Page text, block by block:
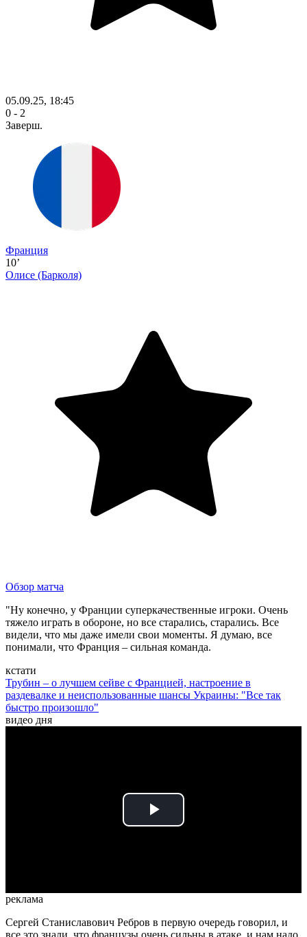
05.09.25, 18:45
0 - 2
Заверш.
Франция
10’
Олисе (Барколя)
Обзор матча
"Ну конечно, у Франции суперкачественные игроки. Очень
тяжело играть в обороне, но все старались, старались. Все
видели, что мы даже имели свои моменты. Я думаю, все
понимали, что Франция – сильная команда.
кстати
Трубин – о лучшем сейве с Францией, настроение в
раздевалке и неиспользованные шансы Украины: "Все так
быстро произошло"
видео дня
Play
реклама
Сергей Станиславович Ребров в первую очередь говорил, и